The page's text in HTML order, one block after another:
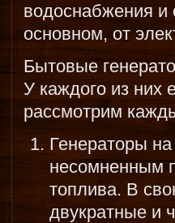
водоснабжения и
основном, от
Бытовые
У каждого из них
рассмотрим
Генераторы
несомненным
топлива. В
двукратные и